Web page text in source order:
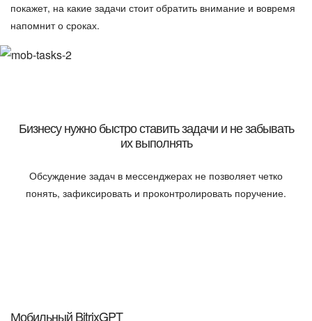
покажет, на какие задачи стоит обратить внимание и вовремя
напомнит о сроках.
Бизнесу нужно быстро ставить задачи и не забывать
их выполнять
Обсуждение задач в мессенджерах не позволяет четко
понять, зафиксировать и проконтролировать поручение.
Мобильный BitrixGPT